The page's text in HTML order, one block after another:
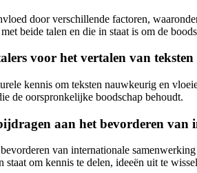
door verschillende factoren,
beide talen en die in staat is om de
voor het vertalen van
kennis om teksten nauwkeurig en
de oorspronkelijke boodschap behoudt.
aan het bevorderen
van internationale
om kennis te delen, ideeën uit te